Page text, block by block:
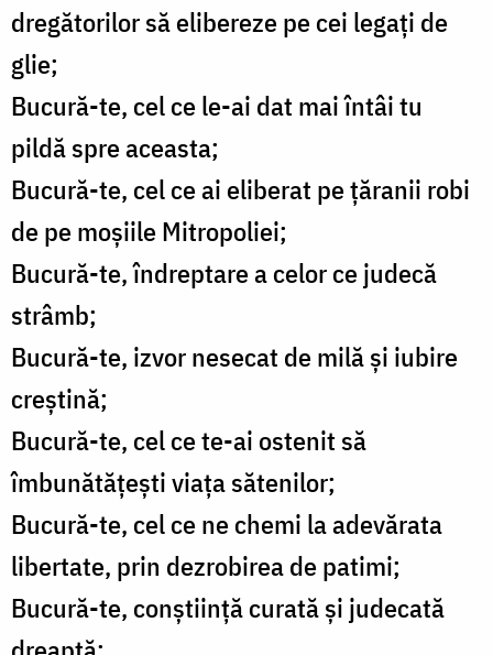
dregătorilor să elibereze pe cei legaţi de
glie;
Bucură-te, cel ce le-ai dat mai întâi tu
pildă spre aceasta;
Bucură-te, cel ce ai eliberat pe ţăranii robi
de pe moşiile Mitropoliei;
Bucură-te, îndreptare a celor ce judecă
strâmb;
Bucură-te, izvor nesecat de milă şi iubire
creştină;
Bucură-te, cel ce te-ai ostenit să
îmbunătăţeşti viaţa sătenilor;
Bucură-te, cel ce ne chemi la adevărata
libertate, prin dezrobirea de patimi;
Bucură-te, conştiinţă curată şi judecată